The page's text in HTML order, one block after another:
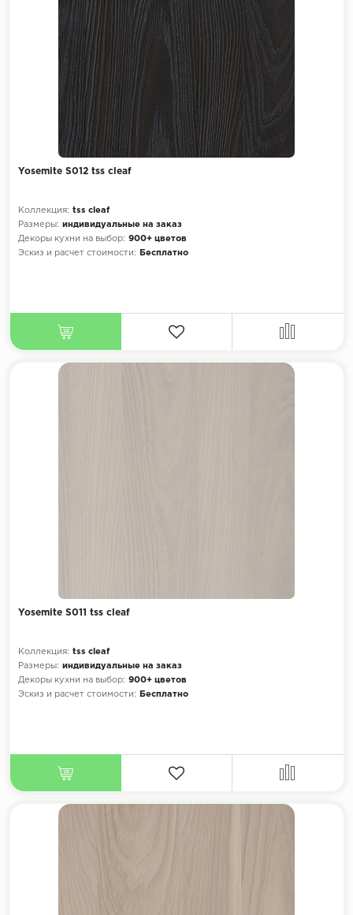
Yosemite S012 tss cleaf
Коллекция: tss cleaf
Размеры: индивидуальные на заказ
Декоры кухни на выбор: 900+ цветов
Эскиз и расчет стоимости:
Бесплатно
Yosemite S011 tss cleaf
Коллекция: tss cleaf
Размеры: индивидуальные на заказ
Декоры кухни на выбор: 900+ цветов
Эскиз и расчет стоимости:
Бесплатно